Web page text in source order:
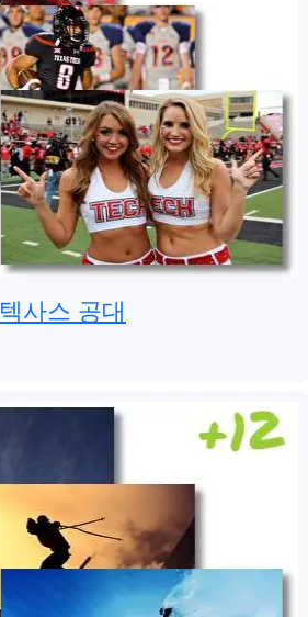
텍사스 공대